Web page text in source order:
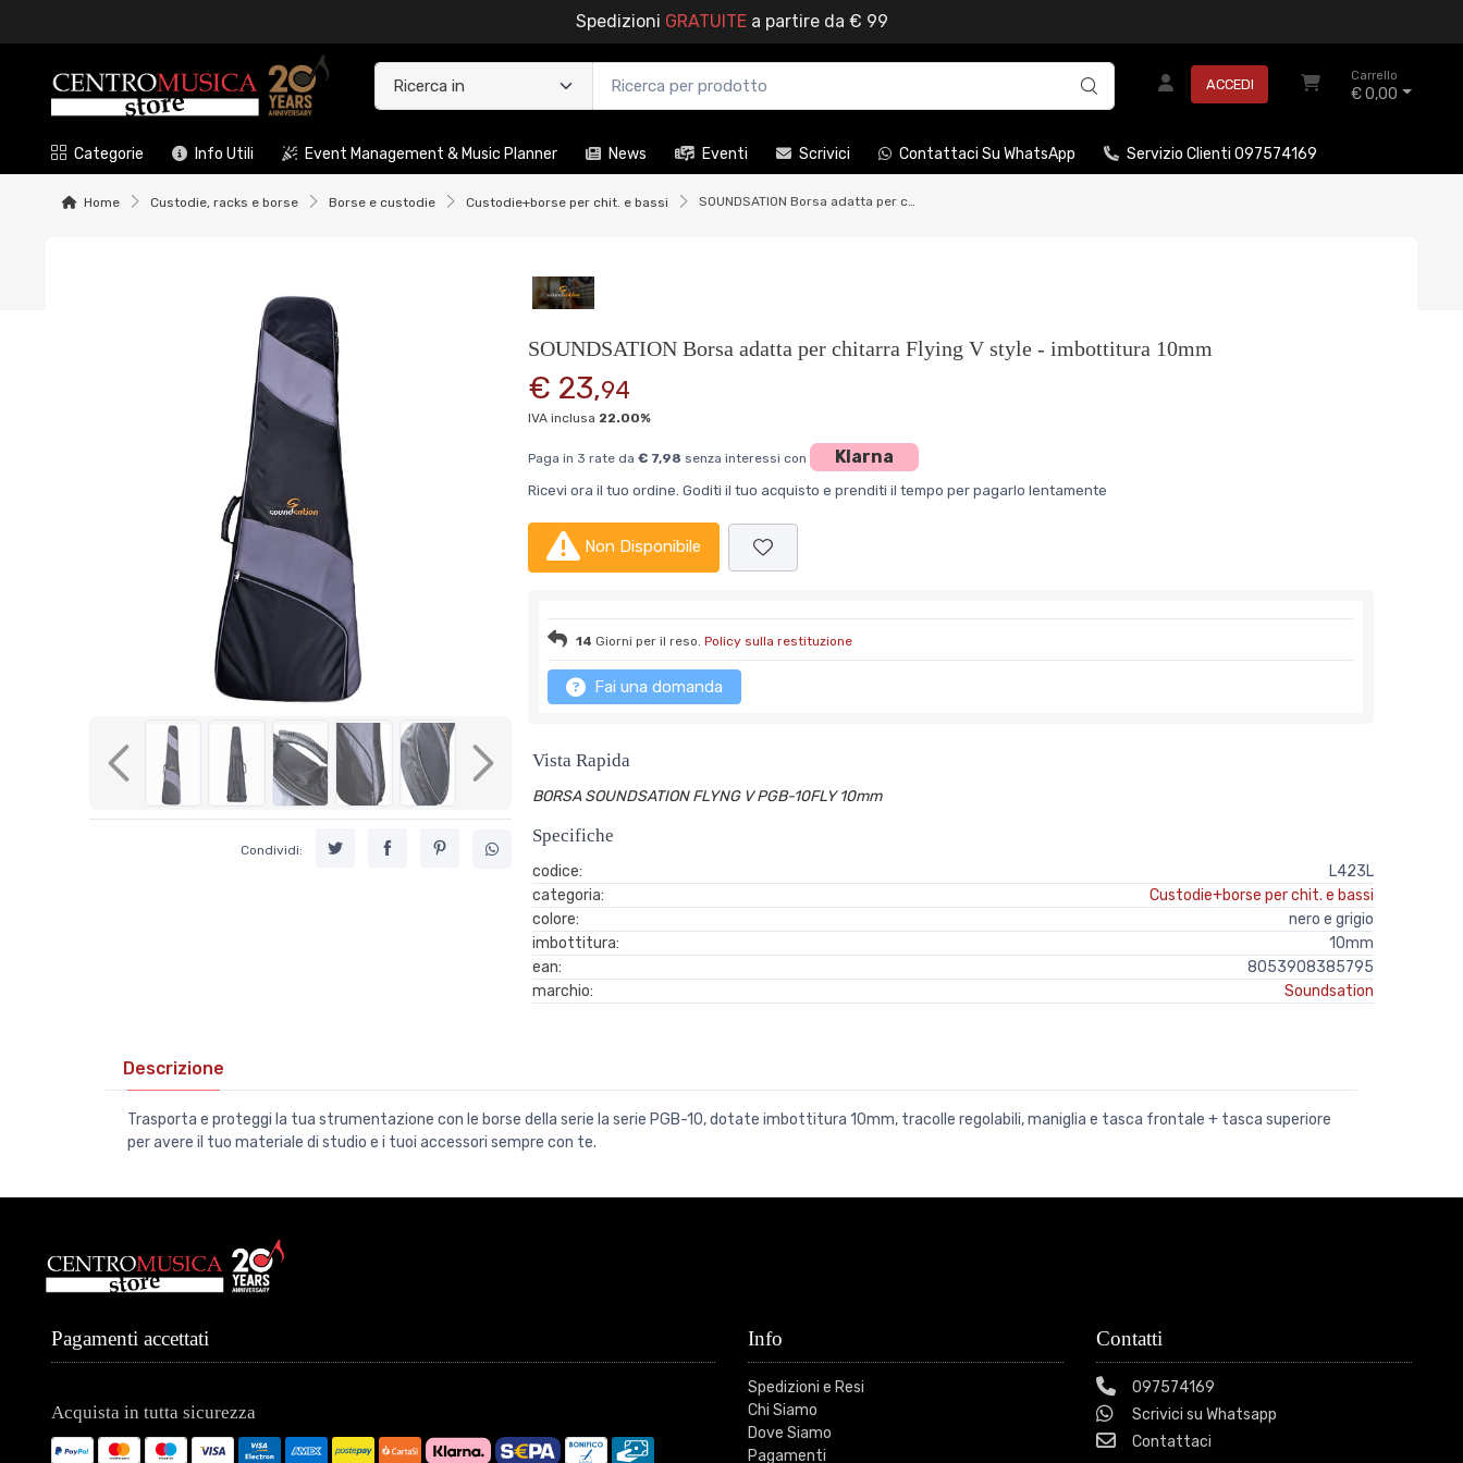
Spedizioni GRATUITEa partire da € 99
ACCEDI
Carrello
€ 0,00
Categorie Info Utili Event Management & Music Planner News Eventi Scrivici Contattaci Su WhatsApp Servizio Clienti 097574169
Home Custodie, racks e borse Borse e custodie Custodie+borse per chit. e bassi SOUNDSATION Borsa adatta per chitarra Flying V style - imbottitura 10mm
Previous Next
Condividi:
SOUNDSATION Borsa adatta per chitarra Flying V style - imbottitura 10mm
€ 23,94
IVA inclusa 22.00%
Paga in 3 rate da€ 7,98 senza interessi con Klarna
Ricevi ora il tuo ordine. Goditi il tuo acquisto e prenditi il tempo per pagarlo lentamente
Non Disponibile
14 Giorni per il reso.Policy sulla restituzione
Fai una domanda
Vista Rapida
BORSA SOUNDSATION FLYNG V PGB-10FLY 10mm
Specifiche
codice:
L423L
categoria:
Custodie+borse per chit. e bassi
colore:
nero e grigio
imbottitura:
10mm
ean:
8053908385795
marchio:
Soundsation
Descrizione
Trasporta e proteggi la tua strumentazione con le borse della serie la serie PGB-10, dotate imbottitura 10mm, tracolle regolabili, maniglia e tasca frontale + tasca superiore
per avere il tuo materiale di studio e i tuoi accessori sempre con te.
Pagamenti accettati
Acquista in tutta sicurezza
Info
Spedizioni e Resi
Chi Siamo
Dove Siamo
Pagamenti
Contatti
097574169
Scrivici su Whatsapp
Contattaci